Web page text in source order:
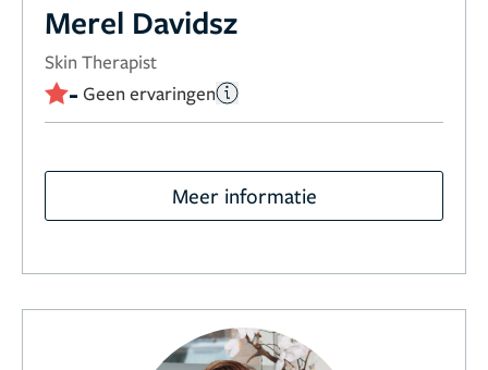
Merel Davidsz
Skin Therapist
- Geen ervaringen
Meer informatie